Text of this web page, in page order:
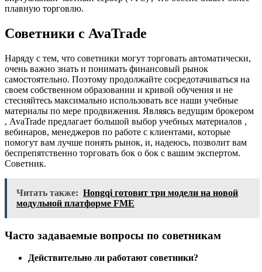
плавную торговлю.
Советники с AvaTrade
Наряду с тем, что советники могут торговать автоматически,
очень важно знать и понимать финансовый рынок
самостоятельно. Поэтому продолжайте сосредотачиваться на
своем собственном образовании и кривой обучения и не
стесняйтесь максимально использовать все наши учебные
материалы по мере продвижения. Являясь ведущим брокером
, AvaTrade предлагает большой выбор учебных материалов ,
вебинаров, менеджеров по работе с клиентами, которые
помогут вам лучше понять рынок, и, надеюсь, позволит вам
беспрепятственно торговать бок о бок с вашим экспертом.
Советник.
Читать также: Hongqi готовит три модели на новой
модульной платформе FME
Часто задаваемые вопросы по советникам
Действительно ли работают советники?